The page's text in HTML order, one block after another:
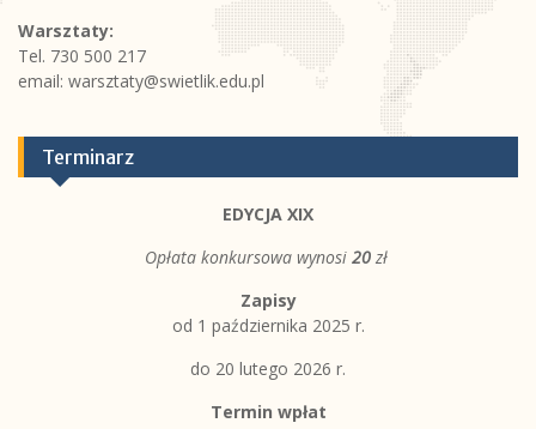
Warsztaty:
Tel. 730 500 217
email: warsztaty@swietlik.edu.pl
Terminarz
EDYCJA XIX
Opłata konkursowa wynosi 20zł
Zapisy
od 1 października 2025 r.
do 20 lutego 2026 r.
Termin wpłat